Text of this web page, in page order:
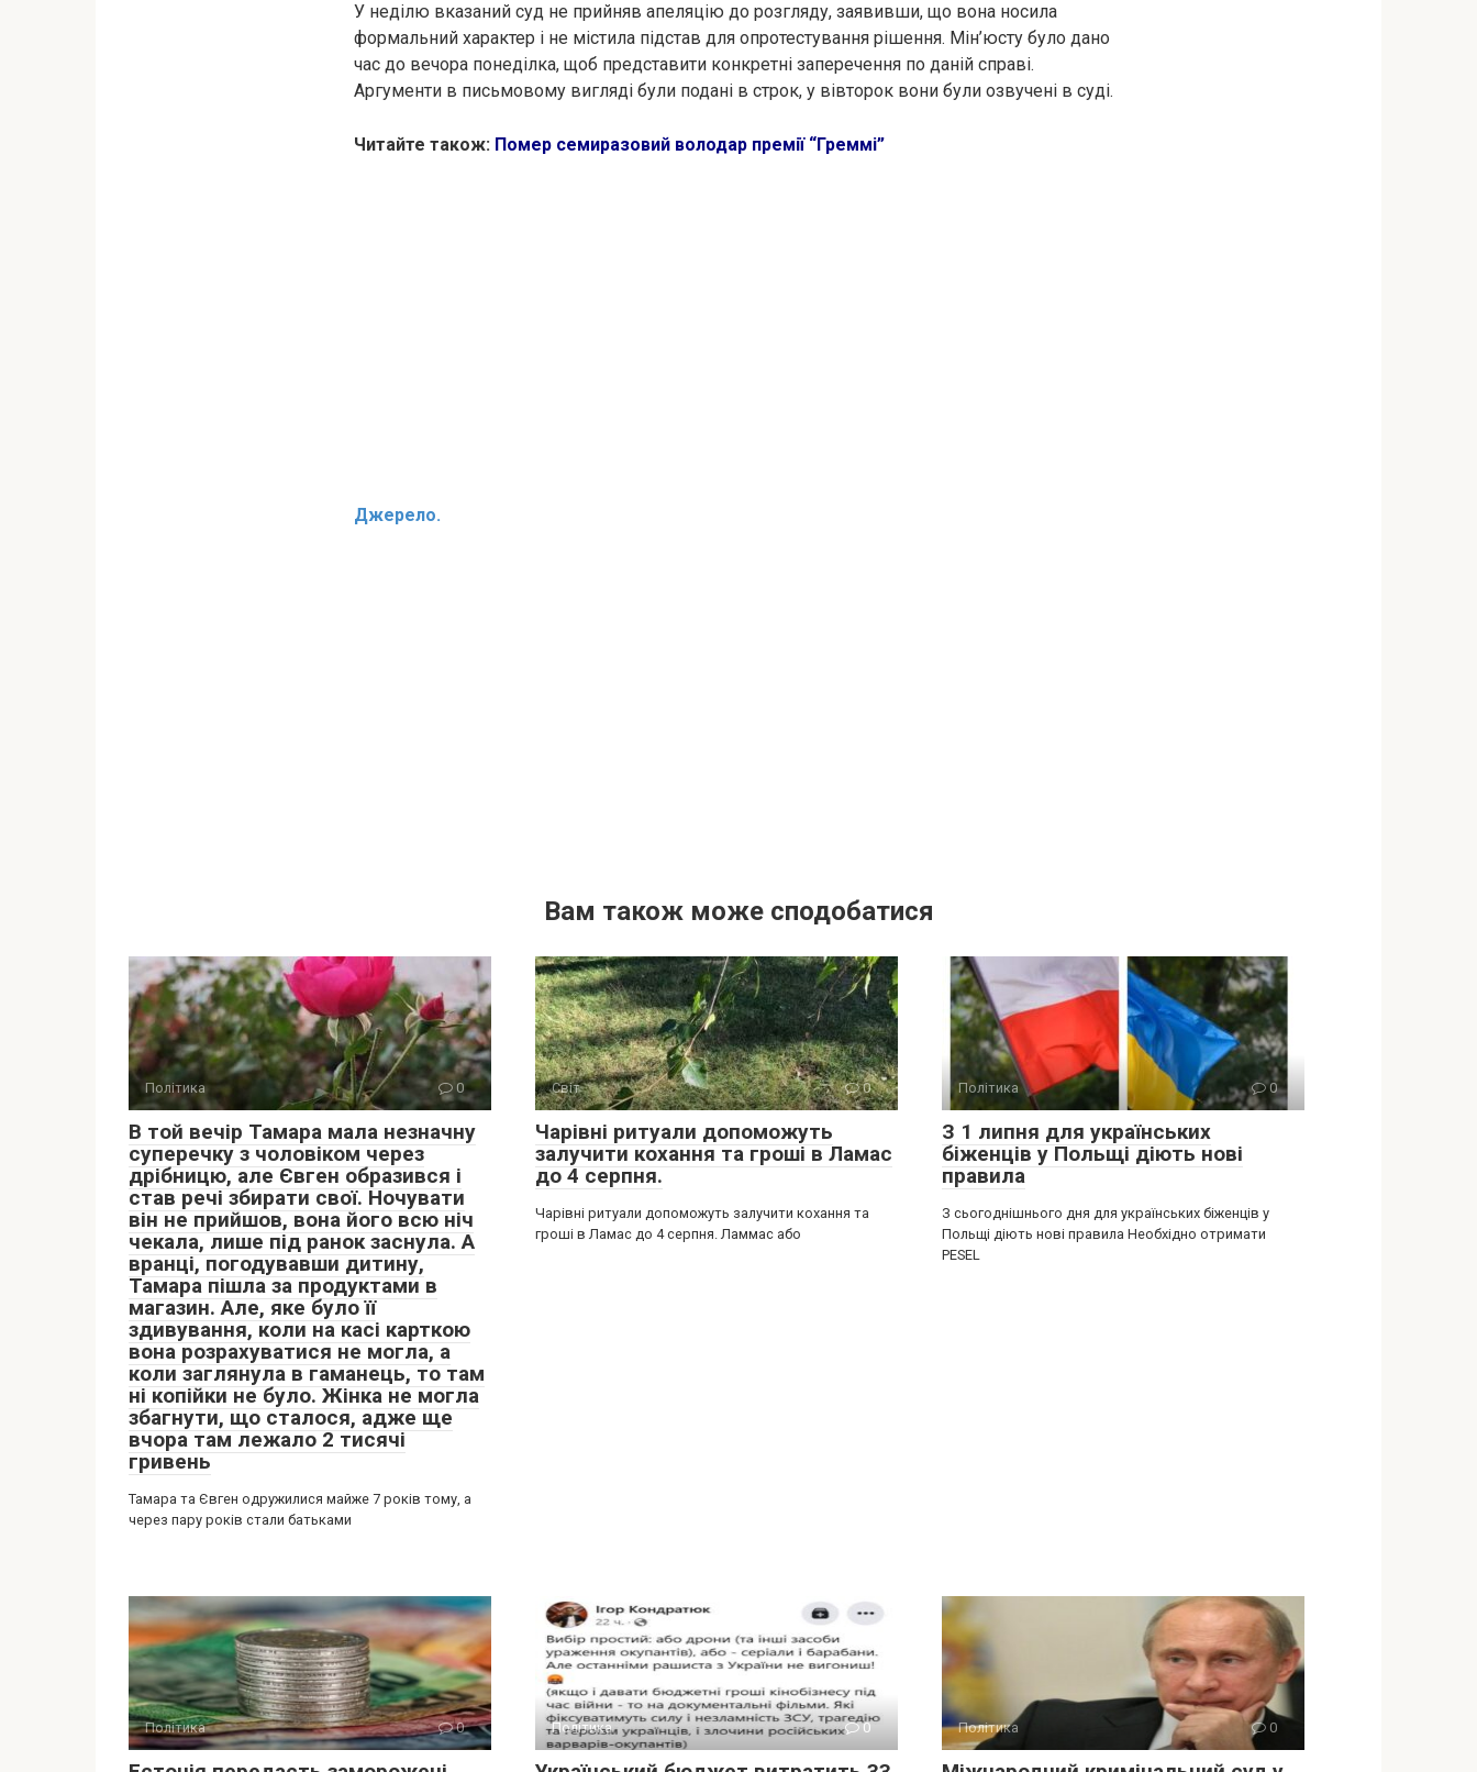
У неділю вказаний суд не прийняв апеляцію до розгляду, заявивши, що вона носила
формальний характер і не містила підстав для опротестування рішення. Мін’юсту було дано
час до вечора понеділка, щоб представити конкретні заперечення по даній справі.
Аргументи в письмовому вигляді були подані в строк, у вівторок вони були озвучені в суді.
Читайте також: Помер семиразовий володар премії “Греммі”
Джерело.
Вам також може сподобатися
Політика 0
В той вечір Тамара мала незначну
суперечку з чоловіком через
дрібницю, але Євген образився і
став речі збирати свої. Ночувати
він не прийшов, вона його всю ніч
чекала, лише під ранок заснула. А
вранці, погодувавши дитину,
Тамара пішла за продуктами в
магазин. Але, яке було її
здивування, коли на касі карткою
вона розрахуватися не могла, а
коли заглянула в гаманець, то там
ні копійки не було. Жінка не могла
збагнути, що сталося, адже ще
вчора там лежало 2 тисячі
гривень
Тамара та Євген одружилися майже 7 років тому, а
через пару років стали батьками
Світ 0
Чарівні ритуали допоможуть
залучити кохання та гроші в Ламас
до 4 серпня.
Чарівні ритуали допоможуть залучити кохання та
гроші в Ламас до 4 серпня. Ламмас або
Політика 0
З 1 липня для українських
біженців у Польщі діють нові
правила
З сьогоднішнього дня для українських біженців у
Польщі діють нові правила Необхідно отримати
PESEL
Політика 0 Політика 0 Політика 0